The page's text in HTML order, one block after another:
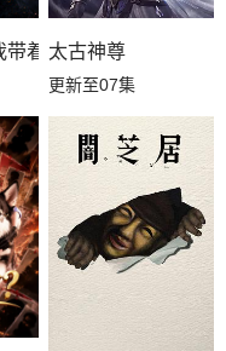
第04集
着信徒干翻了废土
太古神尊
更新至07集